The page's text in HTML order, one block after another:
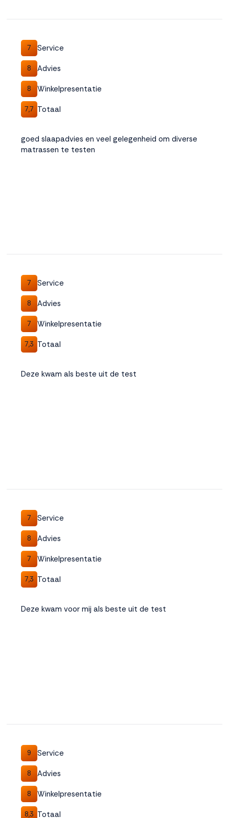
7 Service
8 Advies
8 Winkelpresentatie
7,7 Totaal
goed slaapadvies en veel gelegenheid om diverse
matrassen te testen
7 Service
8 Advies
7 Winkelpresentatie
7,3 Totaal
Deze kwam als beste uit de test
7 Service
8 Advies
7 Winkelpresentatie
7,3 Totaal
Deze kwam voor mij als beste uit de test
9 Service
8 Advies
8 Winkelpresentatie
8,3 Totaal